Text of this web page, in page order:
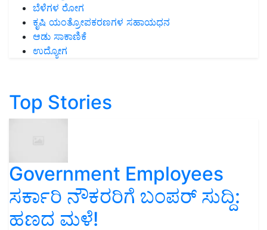
ಬೆಳೆಗಳ ರೋಗ
ಕೃಷಿ ಯಂತ್ರೋಪಕರಣಗಳ ಸಹಾಯಧನ
ಆಡು ಸಾಕಾಣಿಕೆ
ಉದ್ಯೋಗ
Top Stories
Government Employees
ಸರ್ಕಾರಿ ನೌಕರರಿಗೆ ಬಂಪರ್‌ ಸುದ್ದಿ:
ಹಣದ ಮಳೆ!